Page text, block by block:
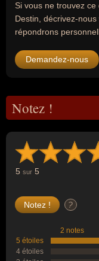
Si vous ne trouvez
Destin, décrivez-
répondrons
Demandez-nous
Notez !
5 sur 5
?
2 notes
5 étoiles
4 étoiles